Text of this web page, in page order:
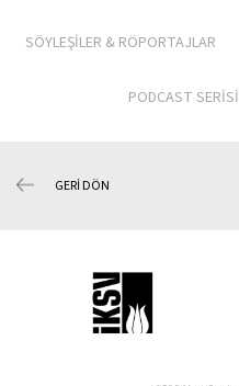
SÖYLEŞİLER & RÖPORTAJLAR
PODCAST SERİSİ
GERİ DÖN